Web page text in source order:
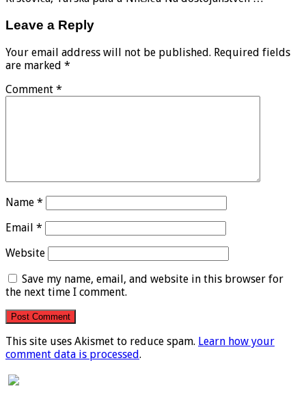
Leave a Reply
Your email address will not be published. Required fields
are marked *
Comment *
Name *
Email *
Website
Save my name, email, and website in this browser for
the next time I comment.
This site uses Akismet to reduce spam. Learn how your
comment data is processed.